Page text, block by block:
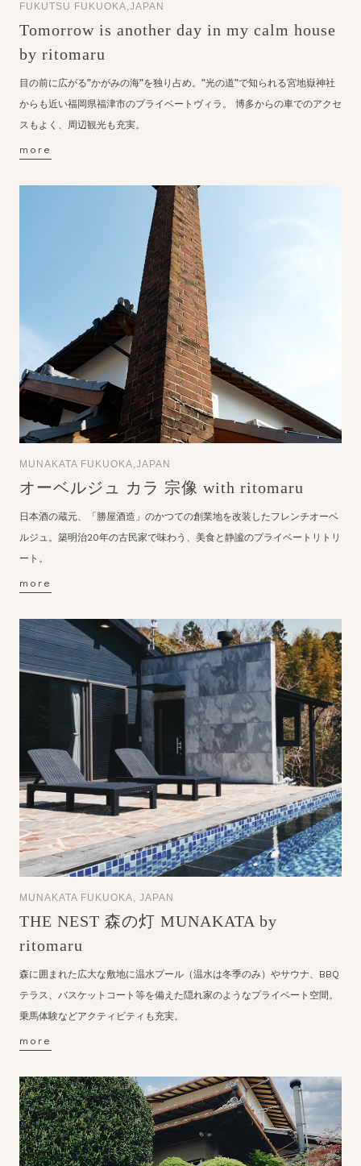
FUKUTSU FUKUOKA,JAPAN
Tomorrow is another day in my calm house
by ritomaru
目の前に広がる”かがみの海”を独り占め。”光の道”で知られる宮地嶽神社
からも近い福岡県福津市のプライベートヴィラ。 博多からの車でのアクセ
スもよく、周辺観光も充実。
more
MUNAKATA FUKUOKA,JAPAN
オーベルジュ カラ 宗像 with ritomaru
日本酒の蔵元、「勝屋酒造」のかつての創業地を改装したフレンチオーベ
ルジュ。築明治20年の古民家で味わう、美食と静謐のプライベートリトリ
ート。
more
MUNAKATA FUKUOKA, JAPAN
THE NEST 森の灯 MUNAKATA by
ritomaru
森に囲まれた広大な敷地に温水プール（温水は冬季のみ）やサウナ、BBQ
テラス、バスケットコート等を備えた隠れ家のようなプライベート空間。
乗馬体験などアクティビティも充実。
more